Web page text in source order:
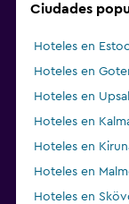
Ciudades
Hoteles en
Hoteles en
Hoteles en
Hoteles en
Hoteles en
Hoteles en
Hoteles en